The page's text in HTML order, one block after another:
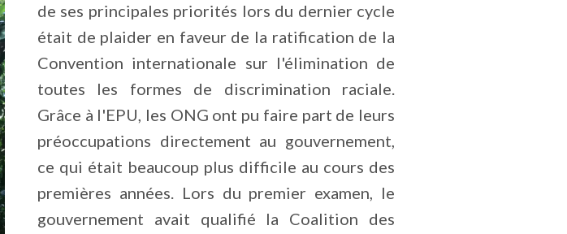
de ses principales priorités lors du dernier cycle
était de plaider en faveur de la ratification de la
Convention internationale sur l'élimination de
toutes les formes de discrimination raciale.
Grâce à l'EPU, les ONG ont pu faire part de leurs
préoccupations directement au gouvernement,
ce qui était beaucoup plus difficile au cours des
premières années. Lors du premier examen, le
gouvernement avait qualifié la Coalition des